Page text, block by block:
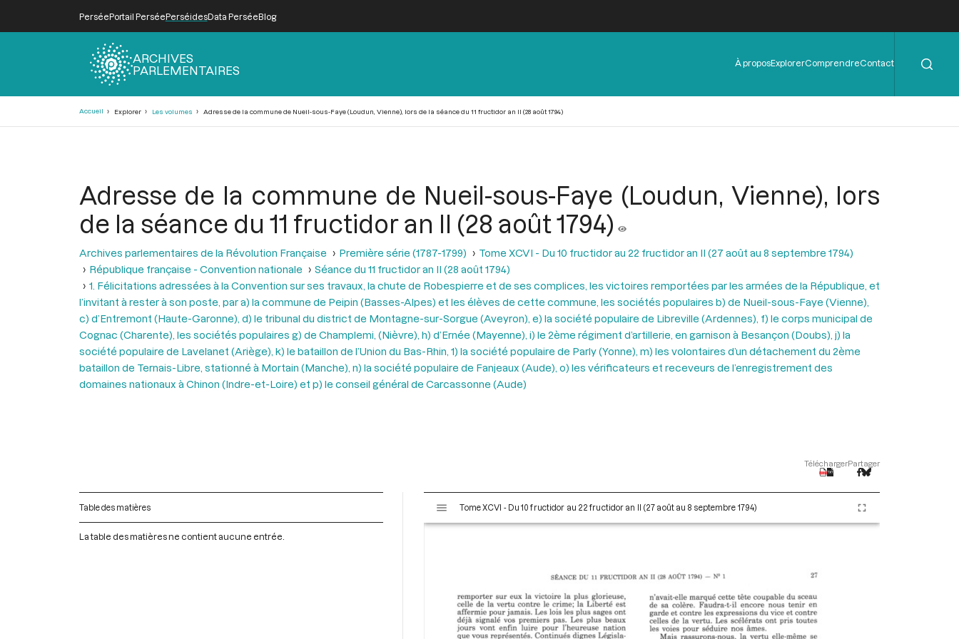
PerséePortail PerséePerséidesData PerséeBlog
ARCHIVES
PARLEMENTAIRES
Menu
de
À proposExplorerComprendreContact
Accueil Explorer Les volumes Adresse de la commune de Nueil-sous-Faye (Loudun, Vienne), lors de la séance du 11 fructidor an II (28 août 1794)
Adresse de la commune de Nueil-sous-Faye (Loudun, Vienne), lors
de la séance du 11 fructidor an II (28 août 1794)
Archives parlementaires de la Révolution Française Première série (1787-1799)
Tome XCVI - Du 10 fructidor au 22 fructidor an II (27 août au 8 septembre 1794)
République française - Convention nationale
Séance du 11 fructidor an II (28 août 1794)
1. Félicitations adressées à la Convention sur ses travaux, la chute de Robespierre et de ses complices, les victoires remportées par les armées de la République, et
l’invitant à rester à son poste, par a) la commune de Peipin (Basses-Alpes) et les élèves de cette commune, les sociétés populaires b) de Nueil-sous-Faye (Vienne),
c) d’Entremont (Haute-Garonne), d) le tribunal du district de Montagne-sur-Sorgue (Aveyron), e) la société populaire de Libreville (Ardennes), f) le corps municipal de
Cognac (Charente), les sociétés populaires g) de Champlemi, (Nièvre), h) d’Ernée (Mayenne), i) le 2ème régiment d’artillerie, en garnison à Besançon (Doubs), j) la
société populaire de Lavelanet (Ariège), k) le bataillon de l’Union du Bas-Rhin, 1) la société populaire de Parly (Yonne), m) les volontaires d’un détachement du 2ème
bataillon de Ternais-Libre, stationné à Mortain (Manche), n) la société populaire de Fanjeaux (Aude), o) les vérificateurs et receveurs de l’enregistrement des
domaines nationaux à Chinon (Indre-et-Loire) et p) le conseil général de Carcassonne (Aude)
TéléchargerPartager
Table des matières
La table des matières ne contient aucune entrée.
s
Tome XCVI - Du 10 fructidor au 22 fructidor an II (27 août au 8 septembre 1794)